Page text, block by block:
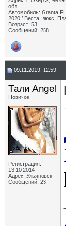
обл.
Автомобиль: Granta
2020 / Веста, люкс,
Возраст: 53
Сообщений: 258
09.11.2019, 12:59
Тали Angel
Новичок
Регистрация:
13.10.2014
Адрес: Ульяновск
Сообщений: 23